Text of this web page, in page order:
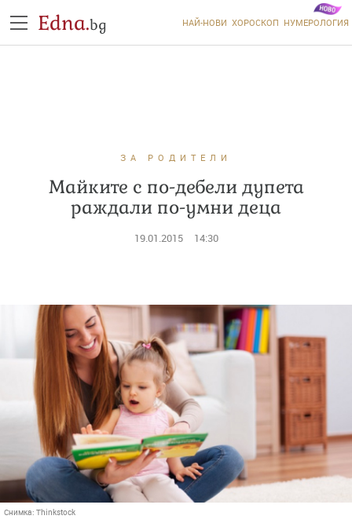
Edna.bg НАЙ-НОВИ ХОРОСКОП НУМЕРОЛОГИЯ
ЗА РОДИТЕЛИ
Майките с по-дебели дупета
раждали по-умни деца
19.01.2015 14:30
Снимка: Thinkstock